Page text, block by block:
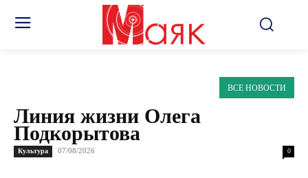
ВСЕ НОВОСТИ
Линия жизни Олега
Подкорытова
Культура 07/08/2026 0